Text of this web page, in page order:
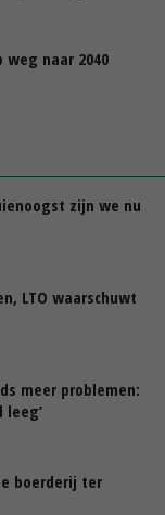
naar 2040
zijn we nu
LTO waarschuwt
meer problemen:
leeg’
boerderij ter